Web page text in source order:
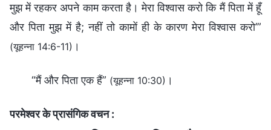
मुझ में रहकर अपने काम करता है। मेरा विश्‍वास करो कि मैं पिता में हूँ
और पिता मुझ में है; नहीं तो कामों ही के कारण मेरा विश्‍वास करो’”
(यूहन्ना 14:6-11) ।
“मैं और पिता एक हैं” (यूहन्ना 10:30) ।
परमेश्वर के प्रासंगिक वचन :